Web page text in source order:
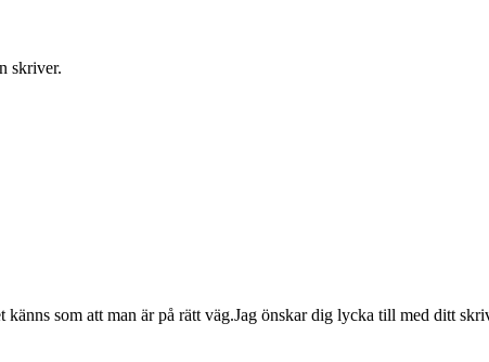
skriver.
som att man är på rätt väg.Jag önskar dig lycka till med ditt